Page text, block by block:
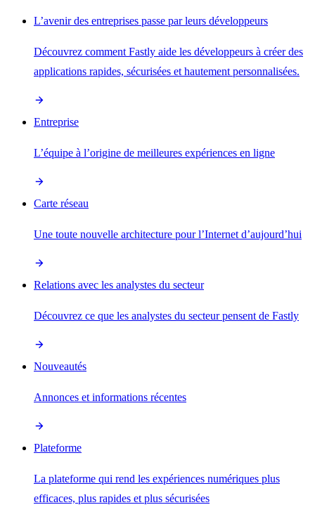
L’avenir des entreprises passe par leurs développeurs
Découvrez comment Fastly aide les développeurs à créer des
applications rapides, sécurisées et hautement personnalisées.
Entreprise
L’équipe à l’origine de meilleures expériences en ligne
Carte réseau
Une toute nouvelle architecture pour l’Internet d’aujourd’hui
Relations avec les analystes du secteur
Découvrez ce que les analystes du secteur pensent de Fastly
Nouveautés
Annonces et informations récentes
Plateforme
La plateforme qui rend les expériences numériques plus
efficaces, plus rapides et plus sécurisées